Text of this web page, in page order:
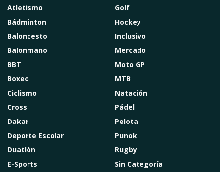
Atletismo
Bádminton
Baloncesto
Balonmano
BBT
Boxeo
Ciclismo
Cross
Dakar
Deporte Escolar
Duatlón
E-Sports
Golf
Hockey
Inclusivo
Mercado
Moto GP
MTB
Natación
Pádel
Pelota
Punok
Rugby
Sin Categoría